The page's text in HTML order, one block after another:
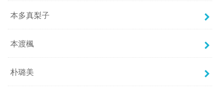
本多真梨子
本渡楓
朴璐美